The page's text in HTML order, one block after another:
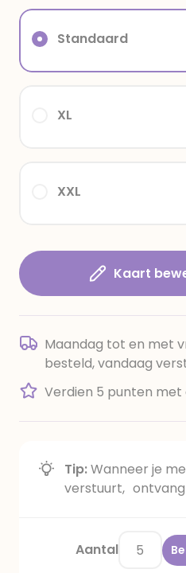
XXL
XL
Standaard
Kaart
Maandag tot en met
besteld, vandaag
Verdien 5 punten met
Tip:Wanneer je
verstuurt, ontvang
Aantal